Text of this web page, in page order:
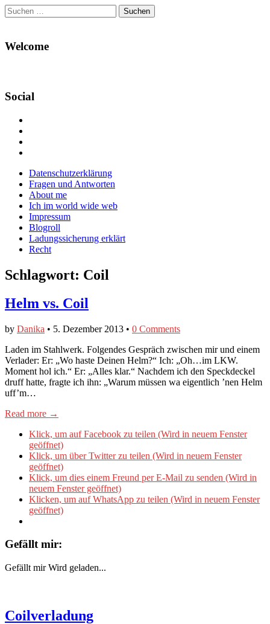
Suchen
nach:
Welcome
Social
Facebook
anzeigen
Twitter
anzeigen
auf
Instagram
anzeigen
Main
menu
Skip
content
Datenschutzerklärung
Fragen und Antworten
About me
Ich im world wide web
Impressum
Blogroll
Ladungssicherung erklärt
Recht
Schlagwort: Coil
Helm vs. Coil
by Danika • 5. Dezember 2013 • 0 Comments
Laden im Stahlwerk. Folgendes Gespräch zwischen mir und einem
Verlader: Er: „Wo haste Deinen Helm?“ Ich: „Oh…im LKW.
Moment hol ich.“ Er: „Alles klar.“ Nachdem ich den Speckdeckel
druff hatte, fragte ich ihn: „Warum müssen wa eigentlich ’nen Helm
uff’m…
Read more →
Klick, um auf Facebook zu teilen (Wird in neuem Fenster
geöffnet)
Klick, um über Twitter zu teilen (Wird in neuem Fenster
geöffnet)
Klick, um dies einem Freund per E-Mail zu senden (Wird in
neuem Fenster geöffnet)
Klicken, um auf WhatsApp zu teilen (Wird in neuem Fenster
geöffnet)
Gefällt mir:
Gefällt mir Wird geladen...
Coilverladung